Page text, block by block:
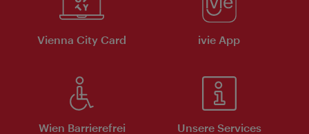
Vienna City Card ivie App
Wien Barrierefrei Unsere Services